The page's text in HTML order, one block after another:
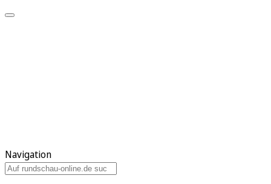
Navigation